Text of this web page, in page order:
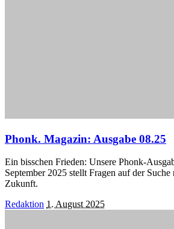
Phonk. Magazin: Ausgabe 08.25
Ein bisschen Frieden: Unsere Phonk-
September 2025 stellt Fragen auf der
Zukunft.
Posted
Redaktion 1. August 2025